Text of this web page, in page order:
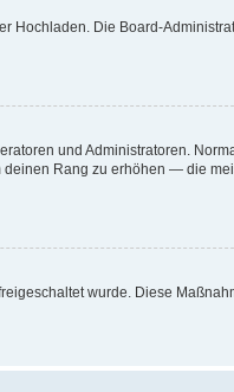
Hochladen. Die Board-
und Administratoren.
Rang zu erhöhen — die
wurde. Diese